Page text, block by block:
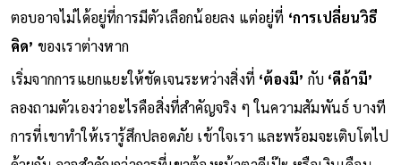
แล้วเราจะเอาชนะความย้อนแย้งของตัวเลือกนี้ได้อย่างไร? คำ
ตอบอาจไม่ได้อยู่ที่การมีตัวเลือกน้อยลง แต่อยู่ที่
คิด’
ของเราต่างหาก
เริ่มจากการแยกแยะให้ชัดเจนระหว่างสิ่งที่‘ต้องมี’กับ‘ดีถ้ามี’
ลองถามตัวเองว่าอะไรคือสิ่งที่สำคัญจริง ๆ ในความสัมพันธ์ บางที
การที่เขาทำให้เรารู้สึกปลอดภัย เข้าใจเรา และพร้อมจะเติบโตไป